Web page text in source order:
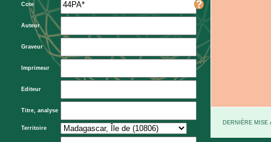
Cote
Auteur
Graveur
Imprimeur
Editeur
Titre, analyse
Territoire
DERNIÈRE MISE